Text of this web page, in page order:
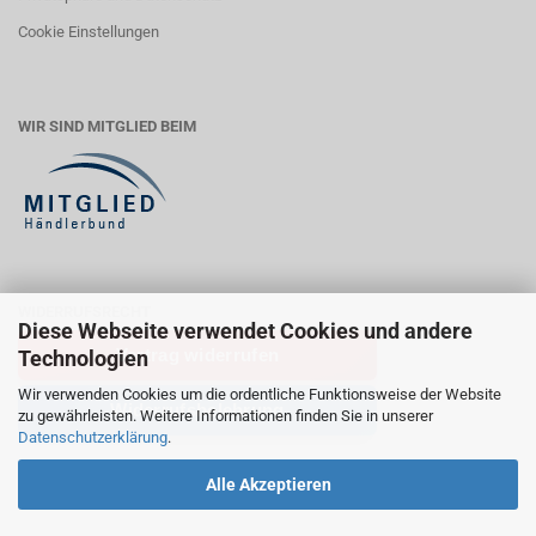
Diese Webseite verwendet Cookies und andere
Technologien
Wir verwenden Cookies um die ordentliche Funktionsweise der Website
zu gewährleisten. Weitere Informationen finden Sie in unserer
Datenschutzerklärung.
Alle Akzeptieren
Cookie Einstellungen
WIR SIND MITGLIED BEIM
Vertrag widerrufen
Widerrufsbelehrung